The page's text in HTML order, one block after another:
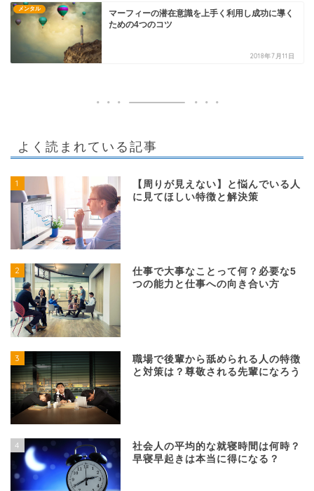
メンタル
マーフィーの潜在意識を上手く利用し成功に導く
ための4つのコツ
2018年7月11日
よく読まれている記事
1
【周りが見えない】と悩んでいる人
に見てほしい特徴と解決策
2
仕事で大事なことって何？必要な5
つの能力と仕事への向き合い方
3
職場で後輩から舐められる人の特徴
と対策は？尊敬される先輩になろう
4
社会人の平均的な就寝時間は何時？
早寝早起きは本当に得になる？